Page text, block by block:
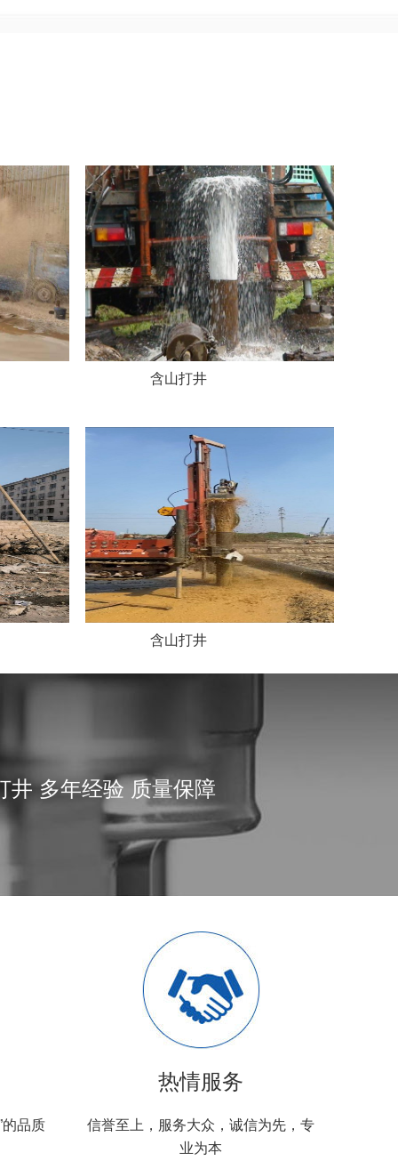
含山打井
含山打井
井 多年经验 质量保障
的品质
热情服务
信誉至上，服务大众，诚信为先，专
业为本